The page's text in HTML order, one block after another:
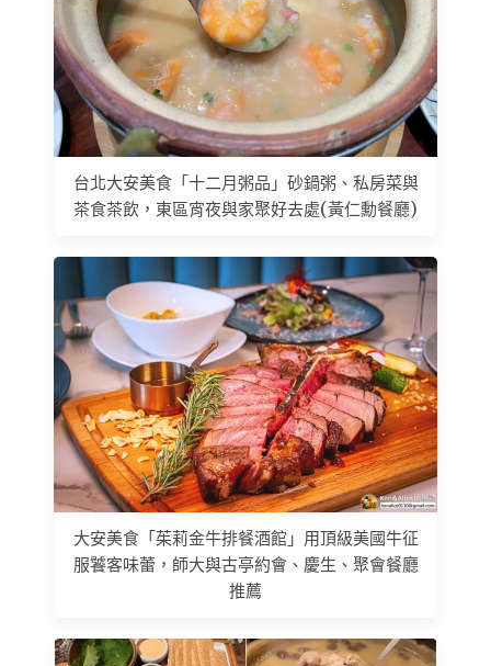
台北大安美食「十二月粥品」砂鍋粥、私房菜與
茶食茶飲，東區宵夜與家聚好去處(黃仁勳餐廳)
大安美食「茱莉金牛排餐酒館」用頂級美國牛征
服饕客味蕾，師大與古亭約會、慶生、聚會餐廳
推薦